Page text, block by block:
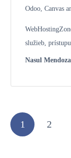
Odoo, Canvas
služieb,
Nasul Mendoza
1 2